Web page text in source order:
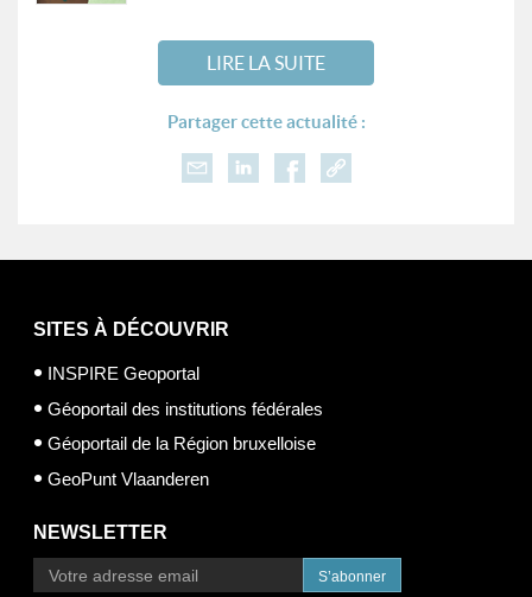
LIRE LA SUITE
Partager cette actualité :
SITES À DÉCOUVRIR
INSPIRE Geoportal
Géoportail des institutions fédérales
Géoportail de la Région bruxelloise
GeoPunt Vlaanderen
NEWSLETTER
S’abonner